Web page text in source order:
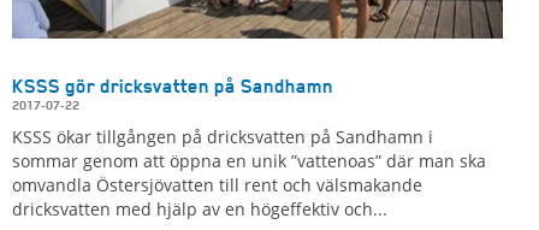
KSSS gör dricksvatten på Sandhamn
2017-07-22
KSSS ökar tillgången på dricksvatten på Sandhamn i
sommar genom att öppna en unik ”vattenoas” där man ska
omvandla Östersjövatten till rent och välsmakande
dricksvatten med hjälp av en högeffektiv och...